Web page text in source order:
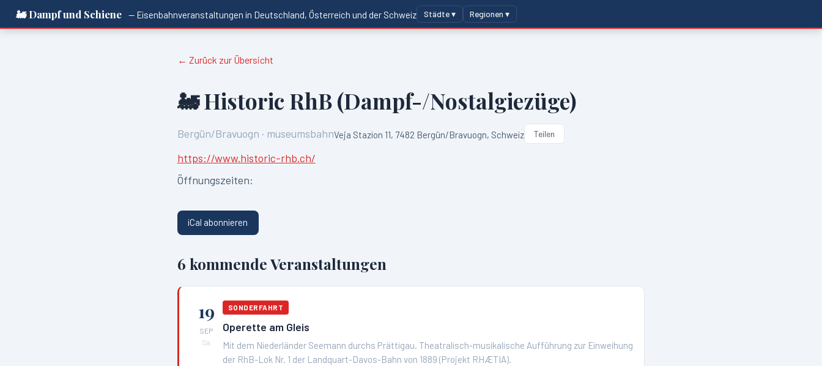
🚂 Dampf und Schiene — Eisenbahnveranstaltungen in Deutschland, Österreich und der Schweiz Städte ▾ Regionen ▾
← Zurück zur Übersicht
🚂 Historic RhB (Dampf-/Nostalgiezüge)
Bergün/Bravuogn · museumsbahnVeja Stazion 11, 7482 Bergün/Bravuogn, Schweiz Teilen
https://www.historic-rhb.ch/
Öffnungszeiten:
iCal abonnieren
6 kommende Veranstaltungen
19
SEP
Sa
SONDERFAHRT
Operette am Gleis
Mit dem Niederländer Seemann durchs Prättigau. Theatralisch-musikalische Aufführung zur Einweihung
der RhB-Lok Nr. 1 der Landquart-Davos-Bahn von 1889 (Projekt RHÆTIA).